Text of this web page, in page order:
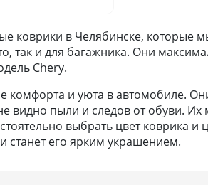
коврики в Челябинске, которые
так и для багажника. Они
Chery.
и уюта в автомобиле.
видно пыли и следов от обуви.
выбрать цвет коврика и
станет его ярким украшением.